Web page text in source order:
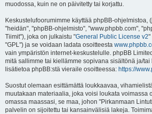
muodossa, kuin ne on päivitetty tai korjattu.
Keskustelufoorumimme käyttää phpBB-ohjelmistoa,
"heidän", "phpBB-ohjelmisto", "www.phpbb.com",
Tiimit"), joka on julkaistu "General Public License v2"
"GPL") ja se voidaan ladata osoitteesta
vain ympäristön internet-keskustelulle. phpBB
mitä sallimme tai kiellämme sopivana sisältönä ja/tai
lisätietoa phpBB:stä vieraile osoitteessa: https://
Suostut olemaan esittämättä loukkaavaa,
muutakaan materiaalia, joka voisi loukata voimassa
omassa maassasi, se maa, johon "Pirkanmaan
palvelin on sijoitettu tai kansainvälisiä lakeja.